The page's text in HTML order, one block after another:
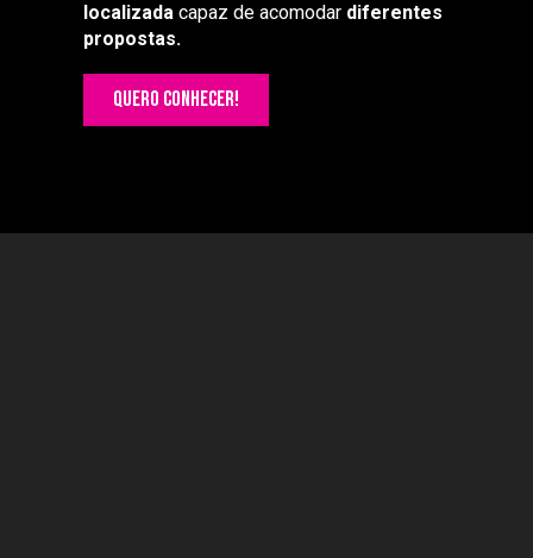
localizada capaz de acomodar diferentes
propostas.
QUERO CONHECER!